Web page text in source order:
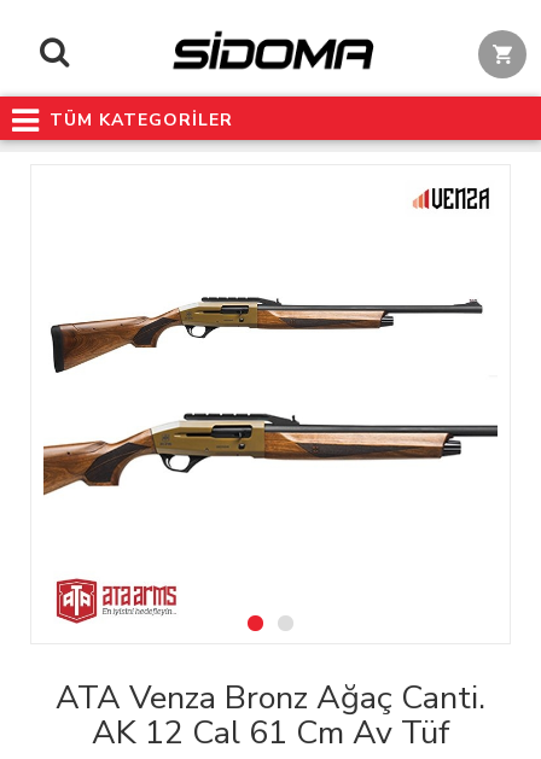
TÜM KATEGORİLER
ATA Venza Bronz Ağaç Canti.
AK 12 Cal 61 Cm Av Tüf